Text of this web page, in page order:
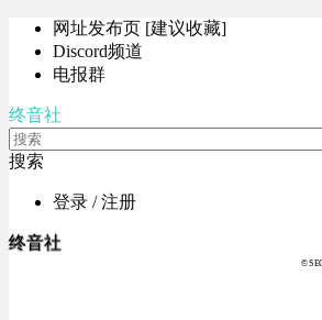
网址发布页 [建议收藏]
Discord频道
电报群
终音社
搜索
登录 / 注册
终音社
©